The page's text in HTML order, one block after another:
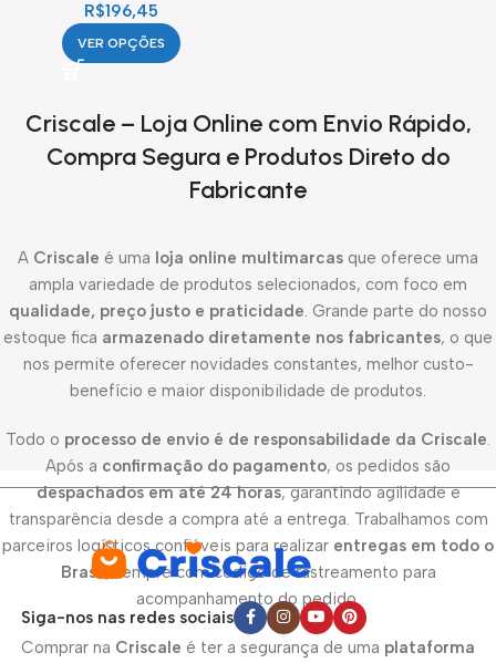
R$196,45
VER OPÇÕES
Criscale – Loja Online com Envio Rápido,
Compra Segura e Produtos Direto do
Fabricante
A Criscale é uma loja online multimarcas que oferece uma
ampla variedade de produtos selecionados, com foco em
qualidade, preço justo e praticidade. Grande parte do nosso
estoque fica armazenado diretamente nos fabricantes, o que
nos permite oferecer novidades constantes, melhor custo-
benefício e maior disponibilidade de produtos.
Todo o processo de envio é de responsabilidade da Criscale.
Após a confirmação do pagamento, os pedidos são
despachados em até 24 horas, garantindo agilidade e
transparência desde a compra até a entrega. Trabalhamos com
parceiros logísticos confiáveis para realizar entregas em todo o
Brasil , sempre com código de rastreamento para
acompanhamento do pedido.
Comprar na Criscale é ter a segurança de uma plataforma
Siga-nos nas redes sociais